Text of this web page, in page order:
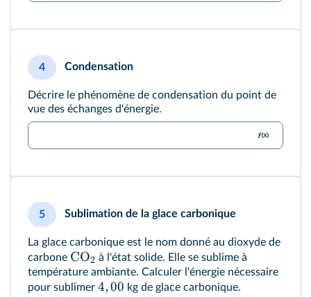
4 Condensation
Décrire le phénomène de condensation du point de
vue des échanges d'énergie.
5 Sublimation de la glace carbonique
La glace carbonique est le nom donné au dioxyde de
carbone CO2 à l'état solide. Elle se sublime à
température ambiante. Calculer l'énergie nécessaire
pour sublimer 4,00 kg de glace carbonique.